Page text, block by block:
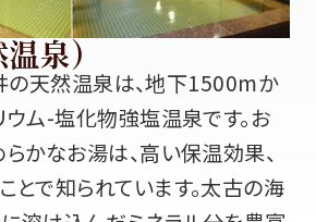
泉）
の天然温泉は、地下1500mか
ウム-塩化物強塩温泉です。お
かなお湯は、高い保温効果、
とで知られています。太古の海